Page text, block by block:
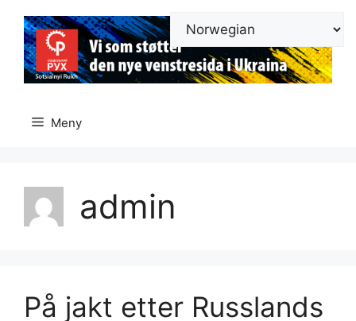
innhold
Meny
admin
På jakt etter Russlands